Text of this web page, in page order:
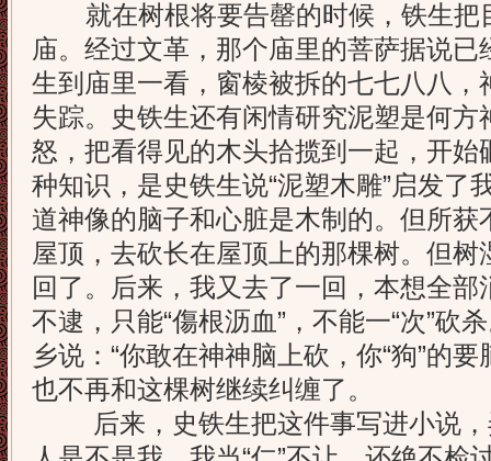
就在树根将要告罄的时候，铁生把
庙。经过文革，那个庙里的菩萨据说已
生到庙里一看，窗棱被拆的七七八八，
失踪。史铁生还有闲情研究泥塑是何方
怒，把看得见的木头拾揽到一起，开始
种知识，是史铁生说“泥塑木雕”启发了
道神像的脑子和心脏是木制的。但所获
屋顶，去砍长在屋顶上的那棵树。但
回了。后来，我又去了一回，本想全
不逮，只能“傷根沥血”，不能一“次”砍
乡说：“你敢在神神脑上砍，你“狗”的
也不再和这棵树继续纠缠了。
后来，史铁生把这件事写进小说，